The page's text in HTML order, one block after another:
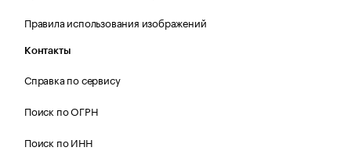
Правила использования изображений
Контакты
Справка по сервису
Поиск по ОГРН
Поиск по ИНН